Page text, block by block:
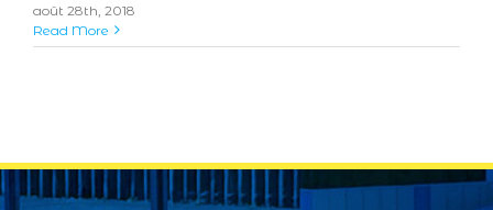
août 28th, 2018
Read More